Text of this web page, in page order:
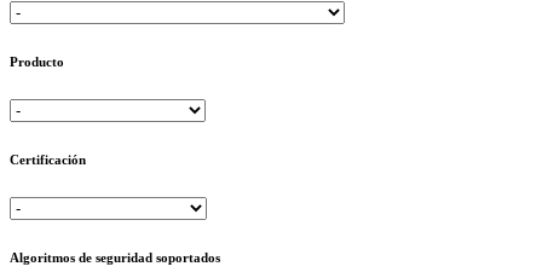
Producto
Certificación
Algoritmos de seguridad soportados